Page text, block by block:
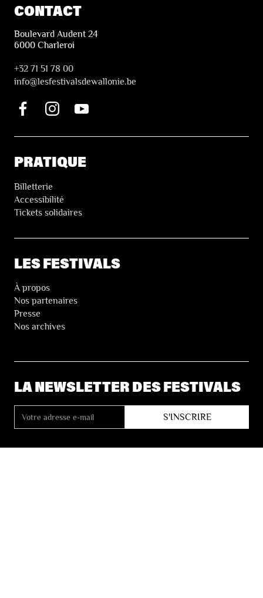
CONTACT
Boulevard Audent 24
6000 Charleroi
+32 71 51 78 00
info@lesfestivalsdewallonie.be
PRATIQUE
Billetterie
Accessibilité
Tickets solidaires
LES FESTIVALS
À propos
Nos partenaires
Presse
Nos archives
LA NEWSLETTER DES FESTIVALS